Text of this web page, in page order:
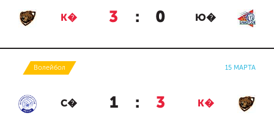
К� 3 : 0 Ю�
Волейбол 15 МАРТА
С� 1 : 3 К�